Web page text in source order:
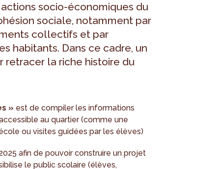
socio-économiques du
sociale, notamment par
collectifs et par
habitants. Dans ce cadre, un
la riche histoire du
» est de compiler les informations
au quartier (comme une
ou visites guidées par les élèves)
afin de pouvoir construire un projet
le public scolaire (élèves,